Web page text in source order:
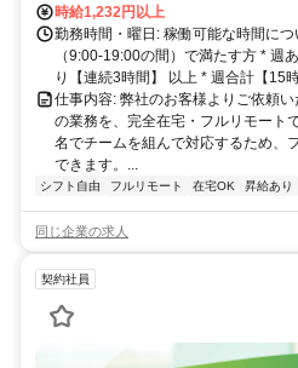
時給1,232円以上
勤務時間・曜日: 稼働可能な時間に
（9:00-19:00の間）で満たす方 * 週
り【連続3時間】 以上 * 週合計【15時
仕事内容: 弊社のお客様よりご依頼
の業務を、完全在宅・フルリモート
名でチームを組んで対応するため、
できます。...
シフト自由 フルリモート 在宅OK 昇給あり
同じ企業の求人
契約社員